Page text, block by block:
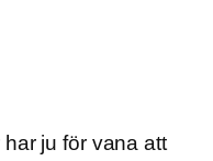
ju för vana att